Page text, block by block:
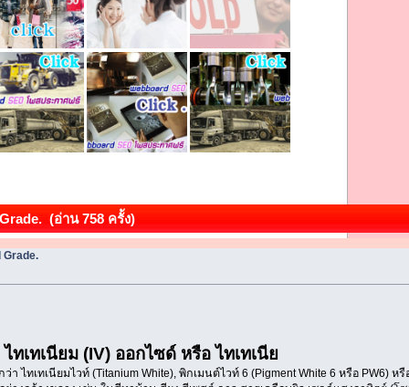
(อ่าน 758 ครั้ง)
Grade.
เทเนียม (IV) ออกไซด์ หรือ ไทเทเนีย
ไทเทเนียมไวท์ (Titanium White), พิกเมนต์ไวท์ 6 (Pigment White 6 หรือ PW6) หรื